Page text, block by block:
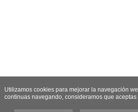
Utilizamos cookies para mejorar la navegación
continuas navegando, consideramos que aceptas